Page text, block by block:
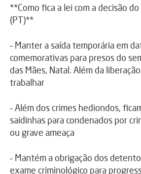
**Como fica a lei com a decisão
(PT)**
– Manter a saída temporária em
comemorativas para presos do
das Mães, Natal. Além da
trabalhar
– Além dos crimes hediondos,
saidinhas para condenados por
ou grave ameaça
– Mantém a obrigação dos
exame criminológico para